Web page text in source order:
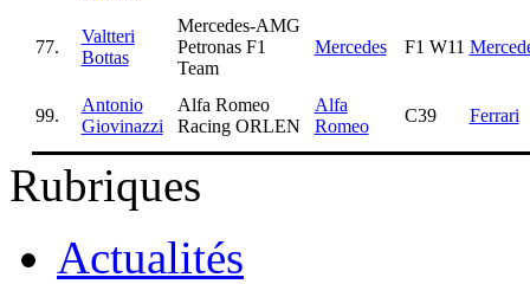
77.
Valtteri
Bottas
Mercedes-AMG
Petronas F1
Team
Mercedes F1 W11
99.
Antonio
Giovinazzi
Alfa Romeo
Racing ORLEN
Alfa
Romeo
C39 Ferrari
Rubriques
Actualités